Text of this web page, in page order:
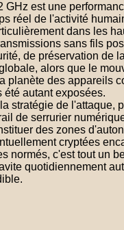
GHz est une
réel de l'activité
dans les
sans fils
de préservation de
alors que le
planète des appareils
autant exposées.
stratégie de l'attaque,
de serrurier
des zones
cryptées
normés, c'est tout un
quotidiennement